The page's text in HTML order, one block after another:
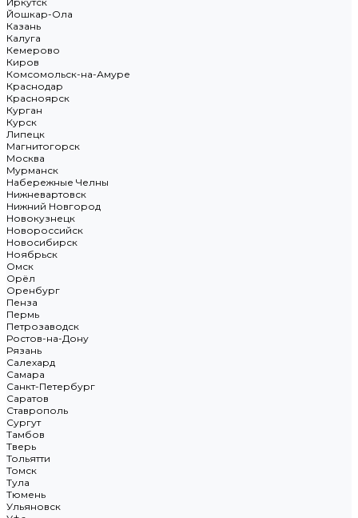
Йошкар-Ола
Казань
Калуга
Кемерово
Киров
Комсомольск-на-Амуре
Краснодар
Красноярск
Курган
Курск
Липецк
Магнитогорск
Москва
Мурманск
Набережные Челны
Нижневартовск
Нижний Новгород
Новокузнецк
Новороссийск
Новосибирск
Ноябрьск
Омск
Орёл
Оренбург
Пенза
Пермь
Петрозаводск
Ростов-на-Дону
Рязань
Салехард
Самара
Санкт-Петербург
Саратов
Ставрополь
Сургут
Тамбов
Тверь
Тольятти
Томск
Тула
Тюмень
Ульяновск